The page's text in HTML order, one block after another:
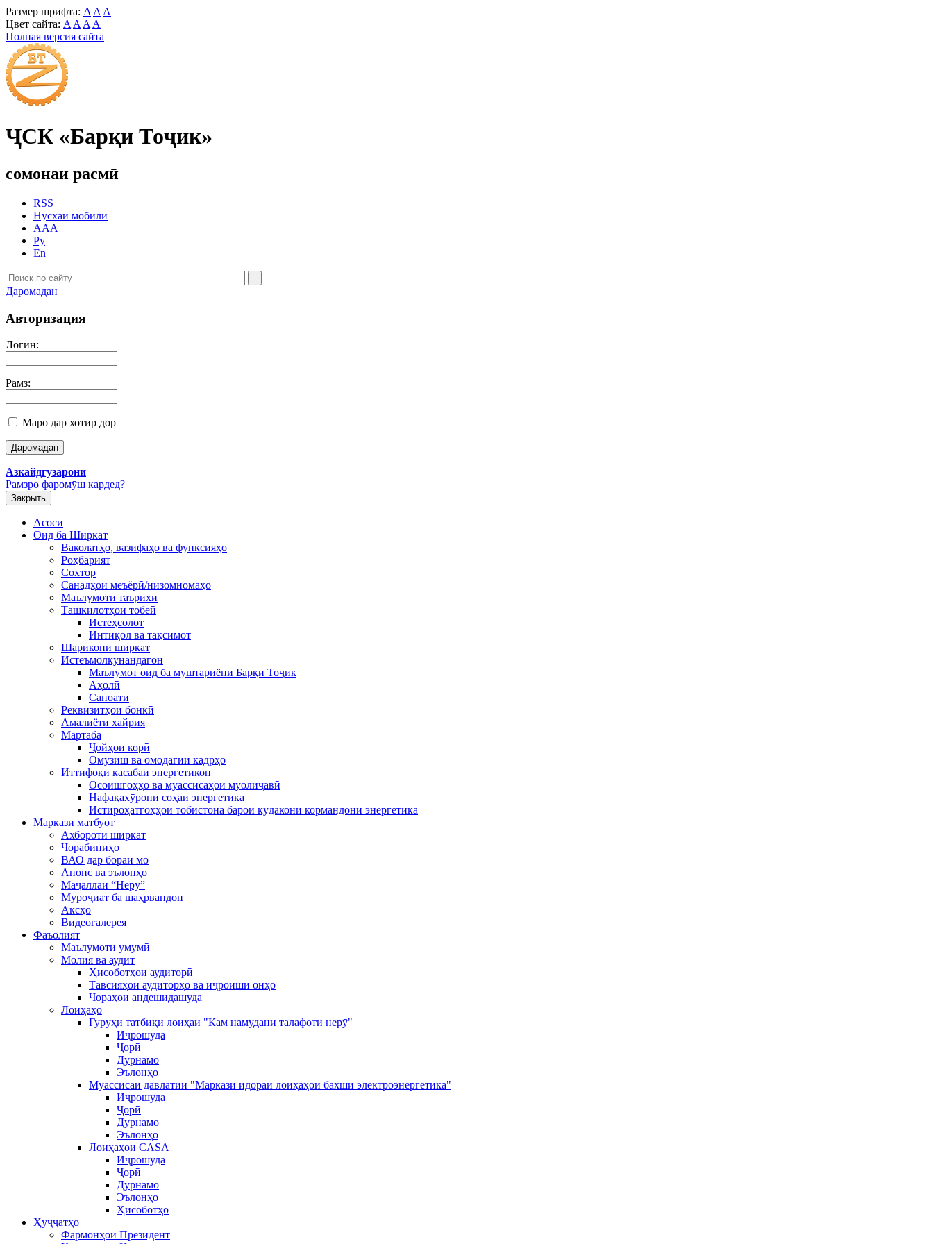
Размер шрифта: A A A
Цвет сайта: A A A A
Полная версия сайта
ҶСК «Барқи Тоҷик»
сомонаи расмӣ
RSS
Нусхаи мобилӣ
AAA
Ру
En
Даромадан
Авторизация
Логин:
Рамз:
Маро дар хотир дор
Азкайдгузарони
Рамзро фаромӯш кардед?
Закрыть
Асосӣ
Оид ба Ширкат
Ваколатҳо, вазифаҳо ва функсияҳо
Роҳбарият
Сохтор
Санадҳои меъёрӣ/низомномаҳо
Маълумоти таърихӣ
Ташкилотҳои тобеӣ
Истеҳсолот
Интиқол ва тақсимот
Шарикони ширкат
Истеъмолкунандагон
Маълумот оид ба муштариёни Барқи Тоҷик
Аҳолӣ
Саноатӣ
Реквизитҳои бонкӣ
Амалиёти хайрия
Мартаба
Ҷойҳои корӣ
Омӯзиш ва омодагии кадрҳо
Иттифоқи касабаи энергетикон
Осоишгоҳҳо ва муассисаҳои муолиҷавӣ
Нафақахӯрони соҳаи энергетика
Истироҳатгоҳҳои тобистона барои кӯдакони кормандони энергетика
Маркази матбуот
Ахбороти ширкат
Чорабиниҳо
ВАО дар бораи мо
Анонс ва эълонҳо
Маҷаллаи “Нерӯ”
Муроҷиат ба шаҳрвандон
Аксҳо
Видеогалерея
Фаъолият
Маълумоти умумӣ
Молия ва аудит
Ҳисоботҳои аудиторӣ
Тавсияҳои аудиторҳо ва иҷроиши онҳо
Чораҳои андешидашуда
Лоиҳаҳо
Гуруҳи татбиқи лоиҳаи "Кам намудани талафоти нерӯ"
Иҷрошуда
Ҷорӣ
Дурнамо
Эълонҳо
Муассисаи давлатии "Маркази идораи лоиҳаҳои бахши электроэнергетика"
Иҷрошуда
Ҷорӣ
Дурнамо
Эълонҳо
Лоиҳаҳои CASA
Иҷрошуда
Ҷорӣ
Дурнамо
Эълонҳо
Ҳисоботҳо
Ҳуҷҷатҳо
Фармонҳои Президент